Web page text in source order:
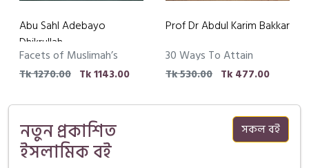
Abu Sahl Adebayo
Dhikrullah
Facets of Muslimah’s
Journey
Tk 1270.00 Tk 1143.00
Prof Dr Abdul Karim Bakkar
30 Ways To Attain
Happiness
Tk 530.00 Tk 477.00
নতুন প্রকাশিত
ইসলামিক বই
সকল বই